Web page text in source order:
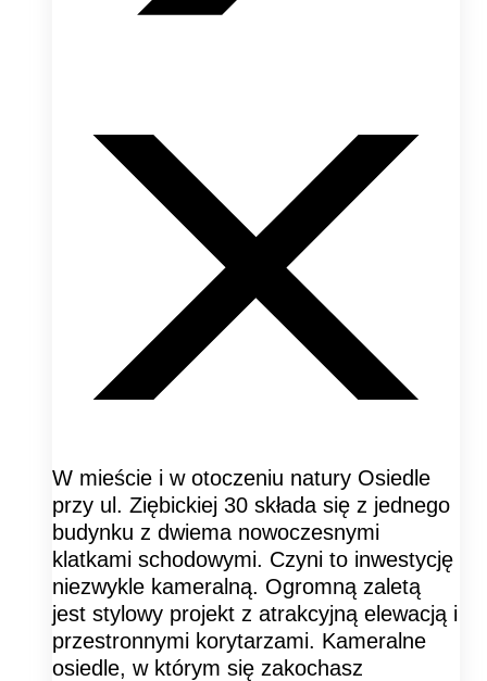
W mieście i w otoczeniu natury Osiedle
przy ul. Ziębickiej 30 składa się z jednego
budynku z dwiema nowoczesnymi
klatkami schodowymi. Czyni to inwestycję
niezwykle kameralną. Ogromną zaletą
jest stylowy projekt z atrakcyjną elewacją i
przestronnymi korytarzami. Kameralne
osiedle, w którym się zakochasz